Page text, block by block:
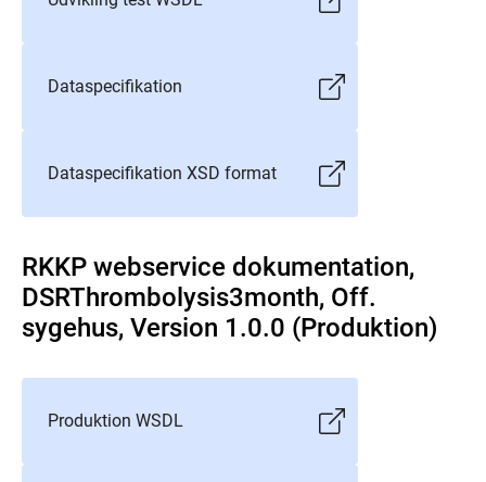
Dataspecifikation
Dataspecifikation XSD format
RKKP webservice dokumentation,
DSRThrombolysis3month, Off.
sygehus, Version 1.0.0 (Produktion)
Produktion WSDL